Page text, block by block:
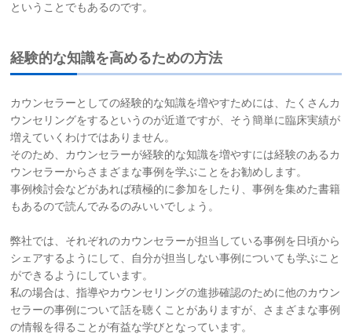
ということでもあるのです。
経験的な知識を高めるための方法
カウンセラーとしての経験的な知識を増やすためには、たくさんカ
ウンセリングをするというのが近道ですが、そう簡単に臨床実績が
増えていくわけではありません。
そのため、カウンセラーが経験的な知識を増やすには経験のあるカ
ウンセラーからさまざまな事例を学ぶことをお勧めします。
事例検討会などがあれば積極的に参加をしたり、事例を集めた書籍
もあるので読んでみるのみいいでしょう。
弊社では、それぞれのカウンセラーが担当している事例を日頃から
シェアするようにして、自分が担当しない事例についても学ぶこと
ができるようにしています。
私の場合は、指導やカウンセリングの進捗確認のために他のカウン
セラーの事例について話を聴くことがありますが、さまざまな事例
の情報を得ることが有益な学びとなっています。